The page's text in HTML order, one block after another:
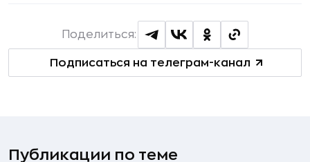
Подписаться на телеграм-канал
Поделиться:
Публикации по теме